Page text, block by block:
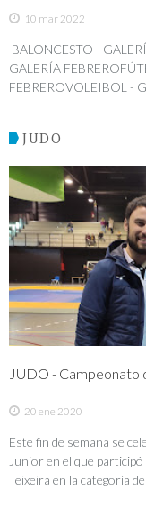
10 mar 2022
BALONCESTO -
GALERÍA
FEBREROVOLEIBOL -
JUDO
JUDO - Campeonato
20 ene 2020
Este fin de semana se
Junior en el que
Teixeira en la categoría